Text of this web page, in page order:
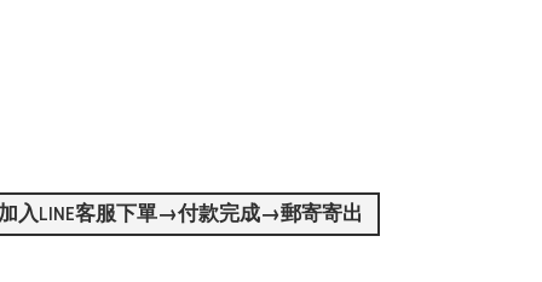
入LINE客服下單→付款完成→郵寄寄出